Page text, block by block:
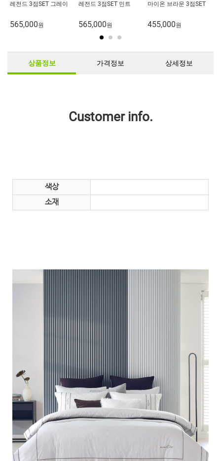
레전드 3점SET 그레이
565,000원
레전드 3점SET 민트
565,000원
마이온 브라운 3점SET
455,000원
상품정보 가격정보 상세정보
Customer info.
색상
소재